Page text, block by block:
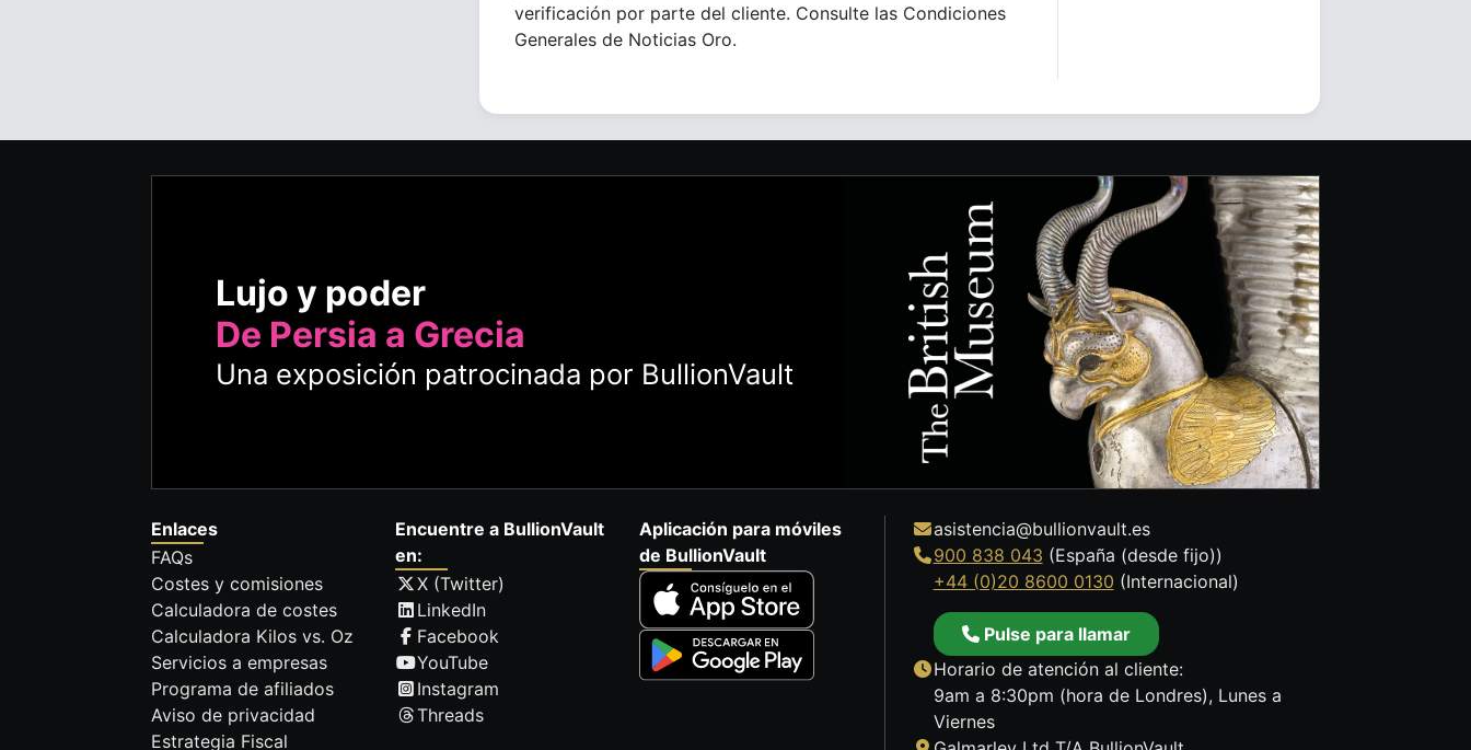
verificación por parte del cliente. Consulte las Condiciones
Generales de Noticias Oro.
Lujo y poder
De Persia a Grecia
Una exposición patrocinada por BullionVault
Enlaces
FAQs
Costes y comisiones
Calculadora de costes
Calculadora Kilos vs. Oz
Servicios a empresas
Programa de afiliados
Aviso de privacidad
Estrategia Fiscal
Encuentre a BullionVault
en:
X (Twitter)
LinkedIn
Facebook
YouTube
Instagram
Threads
Aplicación para móviles
de BullionVault
asistencia@bullionvault.es
900 838 043 (España (desde fijo))
+44 (0)20 8600 0130 (Internacional)
Pulse para llamar
Horario de atención al cliente:
9am a 8:30pm (hora de Londres), Lunes a
Viernes